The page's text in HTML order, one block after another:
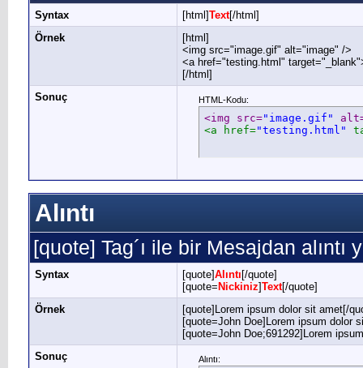
Syntax [html]Text[/html]
Örnek
[html]
<img src="image.gif" alt="image" />
<a href="testing.html"
[/html]
Sonuç
HTML-Kodu:
<img src="image.gif"
<a href="testing.html"
Alıntı
[quote] Tag´ı ile bir Mesajdan alıntı
Syntax [quote]Alıntı [/quote]
[quote= Nickiniz]Text[/quote]
Örnek
[quote]Lorem ipsum dolor sit amet[/
[quote=John Doe]Lorem ipsum dolor
[quote=John Doe;691292]Lorem
Sonuç
Alıntı: